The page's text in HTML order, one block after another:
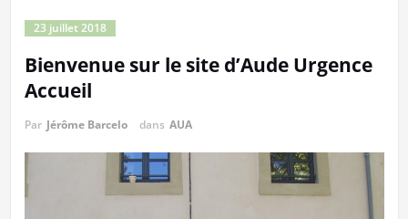
23 juillet 2018
Bienvenue sur le site d’Aude Urgence
Accueil
Par Jérôme Barcelo dans AUA